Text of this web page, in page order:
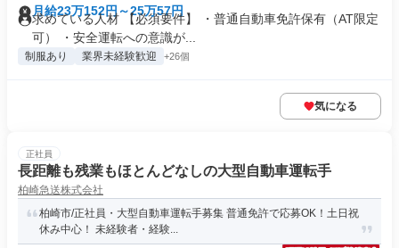
月給23万152円～25万57円
求めている人材 【必須要件】 ・普通自動車免許保有（AT限定
可） ・安全運転への意識が...
制服あり 業界未経験歓迎 +26個
気になる
正社員
長距離も残業もほとんどなしの大型自動車運転手
柏崎急送株式会社
柏崎市/正社員・大型自動車運転手募集 普通免許で応募OK！土日祝
休み中心！ 未経験者・経験...